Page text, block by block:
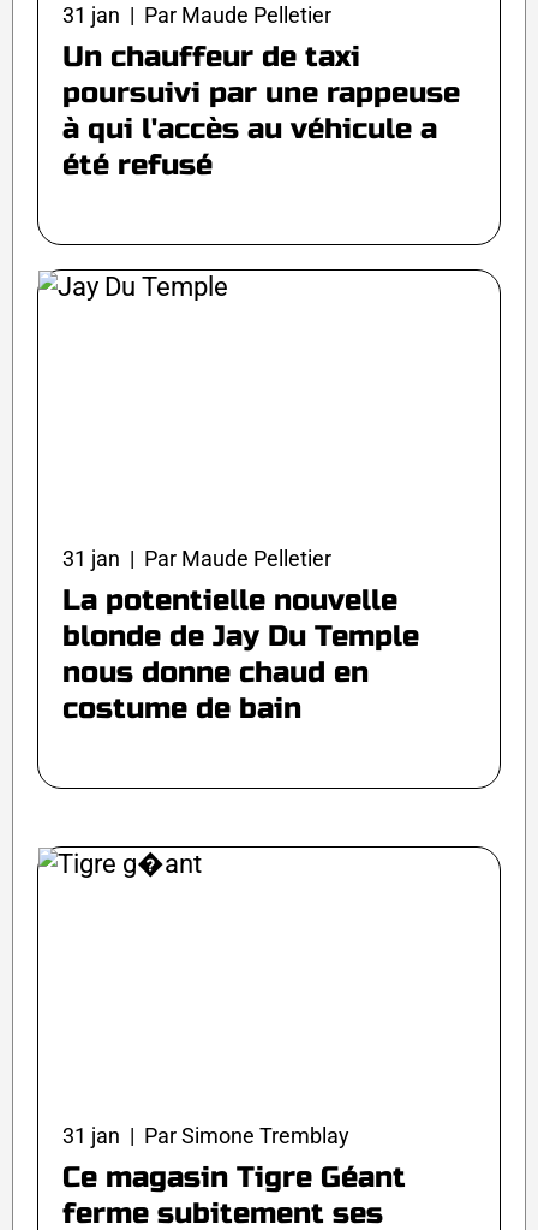
31 jan | Par Maude Pelletier
Un chauffeur de taxi
poursuivi par une rappeuse
à qui l'accès au véhicule a
été refusé
31 jan | Par Maude Pelletier
La potentielle nouvelle
blonde de Jay Du Temple
nous donne chaud en
costume de bain
31 jan | Par Simone Tremblay
Ce magasin Tigre Géant
ferme subitement ses